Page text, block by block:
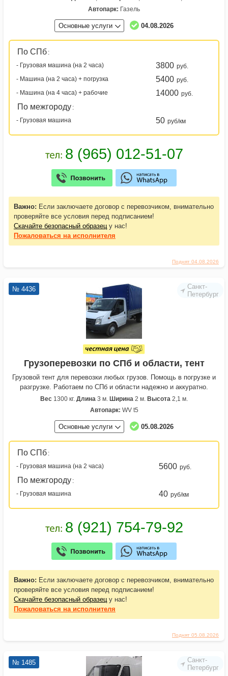
Поднят 04.08.2026
Автопарк: Газель
Основные услуги 04.08.2026
По СПб :
- Грузовая машина (на 2 часа)
3800 руб.
- Машина (на 2 часа) + погрузка
5400 руб.
- Машина (на 4 часа) + рабочие
14000 руб.
По межгороду :
- Грузовая машина
50 руб/км
Важно: Если заключаете договор с перевозчиком, внимательно
проверяйте все условия перед подписанием!
Скачайте безопасный образец у нас!
Пожаловаться на исполнителя
Санкт-
Петербург
Поднят 05.08.2026
№ 4436
Грузоперевозки по СПб и области, тент
Грузовой тент для перевозки любых грузов. Помощь в погрузке и
разгрузке. Работаем по СПб и области надежно и аккуратно.
Вес 1300 кг. Длина 3 м. Ширина 2 м. Высота 2,1 м.
Автопарк: WV t5
Основные услуги 05.08.2026
По СПб :
- Грузовая машина (на 2 часа)
5600 руб.
По межгороду :
- Грузовая машина
40 руб/км
Важно: Если заключаете договор с перевозчиком, внимательно
проверяйте все условия перед подписанием!
Скачайте безопасный образецу нас!
Пожаловаться на исполнителя
Санкт-
Петербург
№ 1485